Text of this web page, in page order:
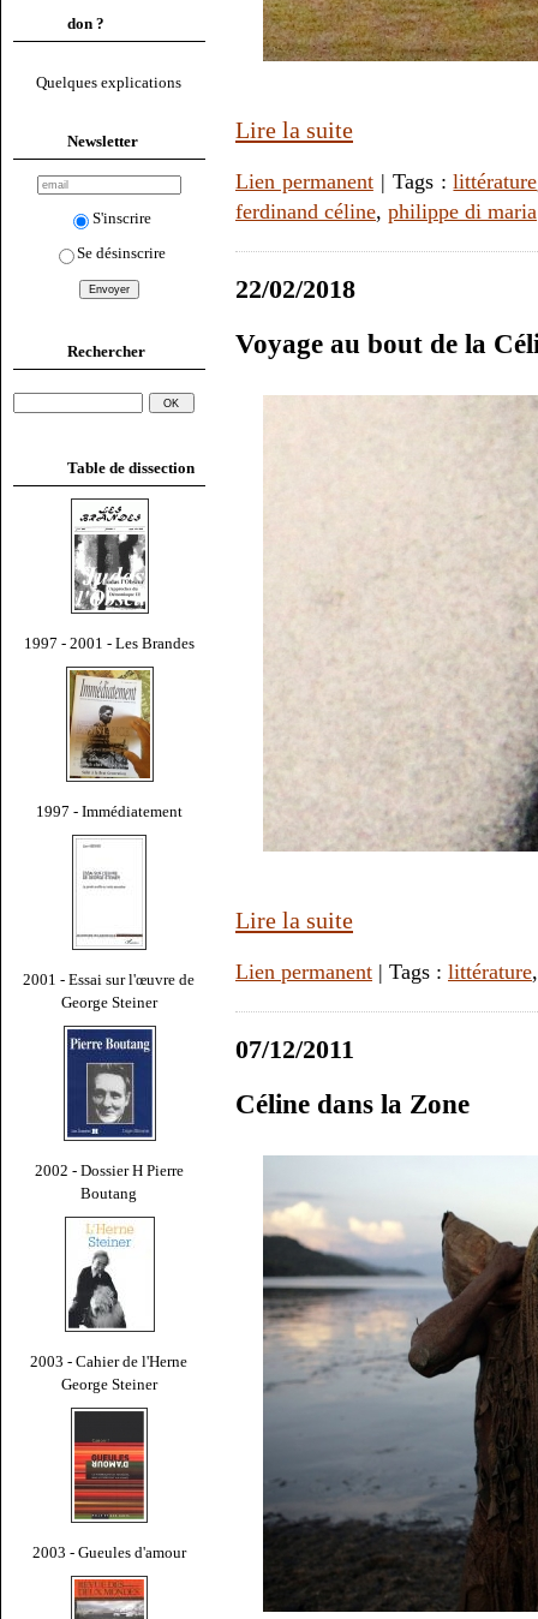
don ?
Quelques explications
Newsletter
S'inscrire
Se désinscrire
Rechercher
Table de dissection
1997 - 2001 - Les Brandes
1997 - Immédiatement
2001 - Essai sur l'œuvre de
George Steiner
2002 - Dossier H Pierre
Boutang
2003 - Cahier de l'Herne
George Steiner
2003 - Gueules d'amour
Lire la suite
Lien permanent| Tags :littérature
ferdinand céline, philippe di maria
22/02/2018
Voyage au bout de la
Lire la suite
Lien permanent | Tags : littérature
07/12/2011
Céline dans la Zone